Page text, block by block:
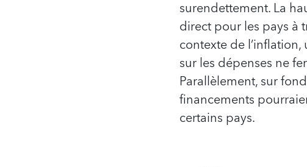
surendettement. La
direct pour les pays à
contexte de
sur les dépenses ne
Parallèlement, sur
financements
certains pays.